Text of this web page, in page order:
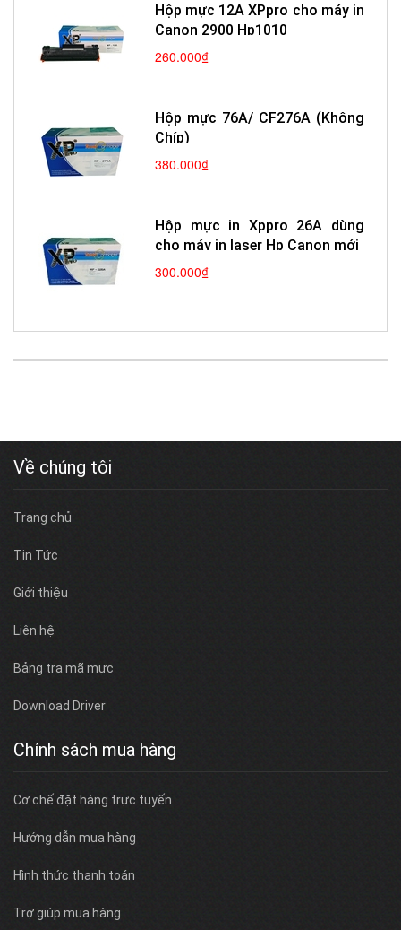
Hộp mực 12A XPpro cho máy in
Canon 2900 Hp1010
260.000₫
Hộp mực 76A/ CF276A (Không
Chíp)
380.000₫
Hộp mực in Xppro 26A dùng
cho máy in laser Hp Canon mới
300.000₫
Về chúng tôi
Trang chủ
Tin Tức
Giới thiệu
Liên hệ
Bảng tra mã mực
Download Driver
Chính sách mua hàng
Cơ chế đặt hàng trực tuyến
Hướng dẫn mua hàng
Hình thức thanh toán
Trợ giúp mua hàng